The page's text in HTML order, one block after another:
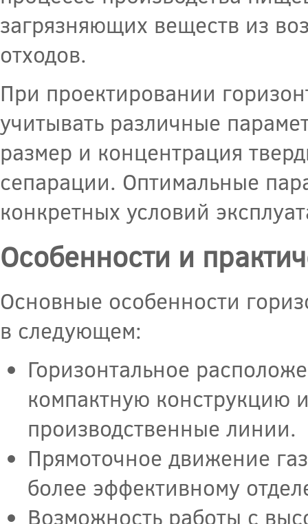
загрязняющих веществ из
отходов.
При проектировании
учитывать различные
размер и концентрация
сепарации. Оптимальные
конкретных условий
Особенности и
Основные особенности
в следующем:
Горизонтальное
компактную конструкцию
производственные линии.
Прямоточное движение
более эффективному
Возможность работы с